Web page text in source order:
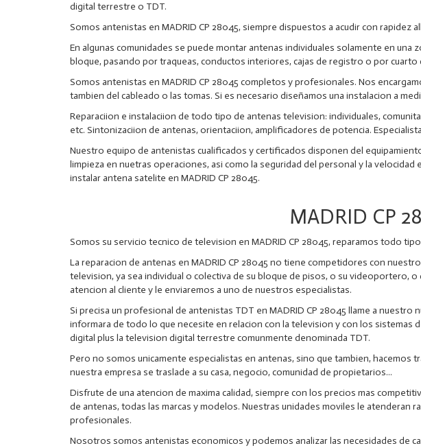
digital terrestre o TDT.
Somos antenistas en MADRID CP 28045, siempre dispuestos a acudir con
En algunas comunidades se puede montar antenas individuales solamente en una
bloque, pasando por traqueas, conductos interiores, cajas de registro o por cuarto
Somos antenistas en MADRID CP 28045 completos y profesionales. Nos
tambien del cableado o las tomas. Si es necesario diseñamos una instalacion a
Reparaciion e instalaciion de todo tipo de antenas television: individuales,
etc. Sintonizaciion de antenas, orientaciion, amplificadores de potencia.
Nuestro equipo de antenistas cualificados y certificados disponen del
limpieza en nuetras operaciones, asi como la seguridad del personal y la
instalar antena satelite en MADRID CP 28045.
MADRID CP
Somos su servicio tecnico de television en MADRID CP 28045, reparamos todo
La reparacion de antenas en MADRID CP 28045 no tiene competidores con
television, ya sea individual o colectiva de su bloque de pisos, o su
atencion al cliente y le enviaremos a uno de nuestros especialistas.
Si precisa un profesional de antenistas TDT en MADRID CP 28045 llame a
informara de todo lo que necesite en relacion con la television y con los sistemas
digital plus la television digital terrestre comunmente denominada TDT.
Pero no somos unicamente especialistas en antenas, sino que tambien,
nuestra empresa se traslade a su casa, negocio, comunidad de propietarios...
Disfrute de una atencion de maxima calidad, siempre con los precios mas
de antenas, todas las marcas y modelos. Nuestras unidades moviles le
profesionales.
Nosotros somos antenistas economicos y podemos analizar las necesidades de